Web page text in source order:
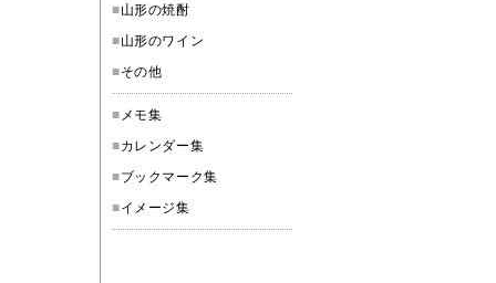
■山形の焼酎
■山形のワイン
■その他
■ メモ集
■カレンダー集
■ブックマーク集
■イメージ集